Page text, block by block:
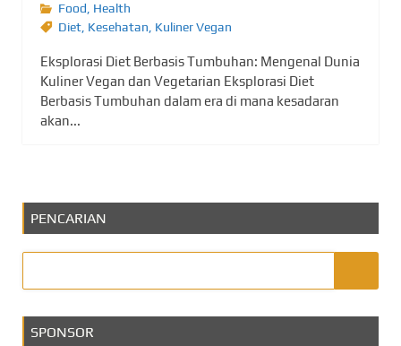
Food, Health
Diet, Kesehatan, Kuliner Vegan
Eksplorasi Diet Berbasis Tumbuhan: Mengenal Dunia
Kuliner Vegan dan Vegetarian Eksplorasi Diet
Berbasis Tumbuhan dalam era di mana kesadaran
akan...
PENCARIAN
SPONSOR